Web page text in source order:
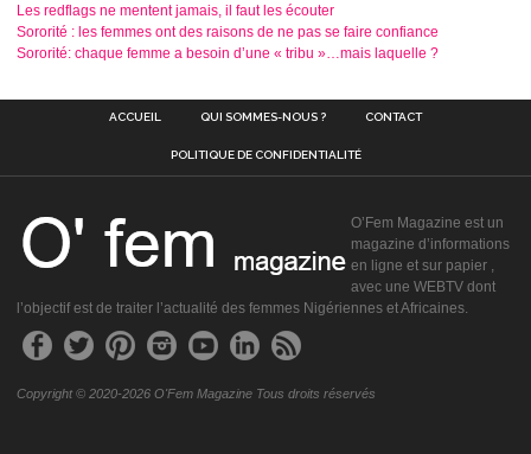
Les redflags ne mentent jamais, il faut les écouter
Sororité : les femmes ont des raisons de ne pas se faire confiance
Sororité: chaque femme a besoin d’une « tribu »…mais laquelle ?
ACCUEIL QUI SOMMES-NOUS ? CONTACT
POLITIQUE DE CONFIDENTIALITÉ
O’Fem Magazine est un
magazine d’informations
en ligne et sur papier ,
avec une WEBTV dont
l’objectif est de traiter l’actualité des femmes Nigériennes et Africaines.
Copyright © 2020-2026 O'Fem Magazine Tous droits réservés